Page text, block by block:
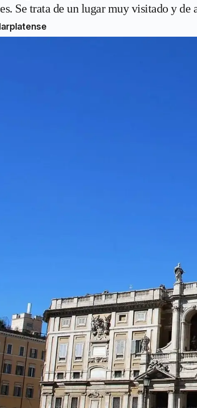
Se trata de un lugar muy visitado y de